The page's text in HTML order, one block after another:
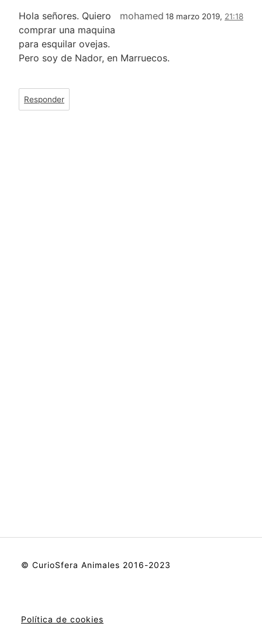
mohamed 18 marzo 2019, 21:18
Hola señores. Quiero
comprar una maquina
para esquilar ovejas.
Pero soy de Nador, en Marruecos.
Responder
© CurioSfera Animales 2016-2023
Política de cookies